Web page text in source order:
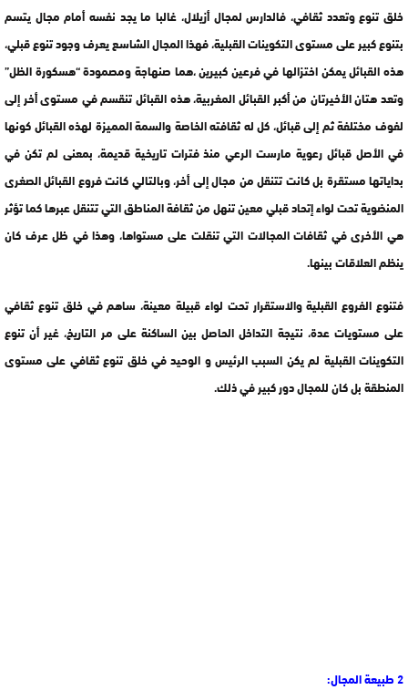
خلق تنوع وتعدد ثقافي، فالدارس لمجال أزيلال، غالبا ما يجد نفسه أمام مجال يتسم
بتنوع كبير على مستوى التكوينات القبلية، فهذا المجال الشاسع يعرف وجود تنوع قبلي،
هذه القبائل يمكن اختزالها في فرعين كبيرين ،هما صنهاجة ومصمودة “هسكورة الظل”
وتعد هتان الأخيرتان من أكبر القبائل المغربية، هذه القبائل تنقسم في مستوى أخر إلى
لفوف مختلفة ثم إلى قبائل، كل له ثقافته الخاصة والسمة المميزة لهذه القبائل كونها
في الأصل قبائل رعوية مارست الرعي منذ فترات تاريخية قديمة، بمعنى لم تكن في
بداياتها مستقرة بل كانت تتنقل من مجال إلى أخر، وبالتالي كانت فروع القبائل الصغرى
المنضوية تحت لواء إتحاد قبلي معين تنهل من ثقافة المناطق التي تتنقل عبرها كما تؤثر
هي الأخرى في ثقافات المجالات التي تنقلت على مستواها، وهذا في ظل عرف كان
ينظم العلاقات بينها.
فتنوع الفروع القبلية والاستقرار تحت لواء قبيلة معينة، ساهم في خلق تنوع ثقافي
على مستويات عدة، نتيجة التداخل الحاصل بين الساكنة على مر التاريخ، غير أن تنوع
التكوينات القبلية لم يكن السبب الرئيس و الوحيد في خلق تنوع ثقافي على مستوى
المنطقة بل كان للمجال دور كبير في ذلك.
2 طبيعة المجال: